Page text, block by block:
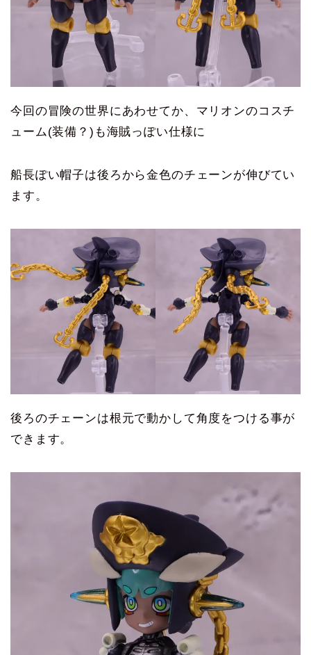
今回の冒険の世界にあわせてか、マリオンのコスチ
ューム(装備？)も海賊っぽい仕様に
船長ぽい帽子は後ろから金色のチェーンが伸びてい
ます。
後ろのチェーンは根元で動かして角度をつける事が
できます。